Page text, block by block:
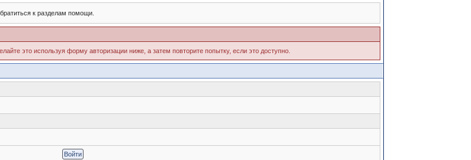
к разделам помощи.
это используя форму авторизации ниже, а затем повторите попытку, если это доступно.